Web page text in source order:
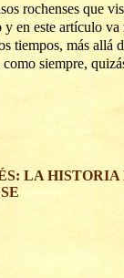
rochenses que
en este artículo va
tiempos, más allá
siempre,
LA HISTORIA